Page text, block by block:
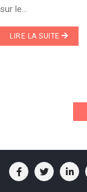
sur le...
LIRE LA SUITE